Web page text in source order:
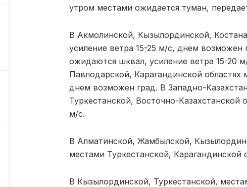
утром местами ожидается туман,
В Акмолинской, Кызылординской,
усиление ветра 15-25 м/с, днем возможен
ожидаются шквал, усиление ветра 15-20
Павлодарской, Карагандинской
днем возможен град. В Западно-
Туркестанской, Восточно-Казахстанской
м/с.
В Алматинской, Жамбылской,
местами Туркестанской, Карагандинской
В Кызылординской, Туркестанской,